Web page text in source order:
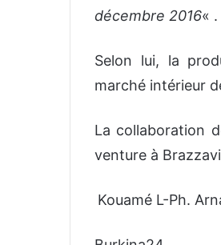
décembre 2016« .
Selon lui, la
marché intérieur
La collaboration
venture à
Kouamé L-Ph.